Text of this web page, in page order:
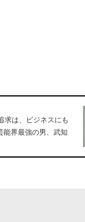
求は、ビジネスにも
能界最強の男、武知